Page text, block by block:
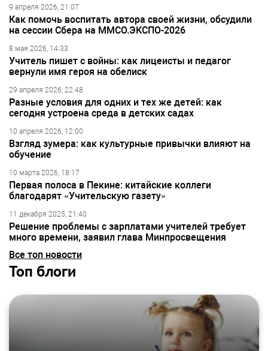
9 апреля 2026, 21:07
Как помочь воспитать автора своей жизни, обсудили
на сессии Сбера на ММСО.ЭКСПО-2026
8 мая 2026, 14:33
Учитель пишет с войны: как лицеисты и педагог
вернули имя героя на обелиск
29 апреля 2026, 22:48
Разные условия для одних и тех же детей: как
сегодня устроена среда в детских садах
10 апреля 2026, 12:00
Взгляд зумера: как культурные привычки влияют на
обучение
10 марта 2026, 18:17
Первая полоса в Пекине: китайские коллеги
благодарят «Учительскую газету»
11 декабря 2025, 21:40
Решение проблемы с зарплатами учителей требует
много времени, заявил глава Минпросвещения
Все топ новости
Топ блоги